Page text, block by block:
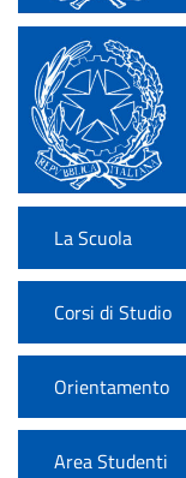
La Scuola
Corsi di Studio
Orientamento
Area Studenti